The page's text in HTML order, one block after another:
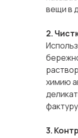
вещи в
2.
химию
3.